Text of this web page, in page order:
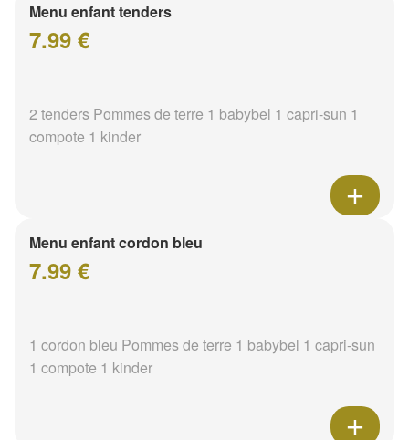
Menu enfant tenders
7.99 €
2 tenders Pommes de terre 1 babybel 1 capri-sun 1
compote 1 kinder
Menu enfant cordon bleu
7.99 €
1 cordon bleu Pommes de terre 1 babybel 1 capri-sun
1 compote 1 kinder